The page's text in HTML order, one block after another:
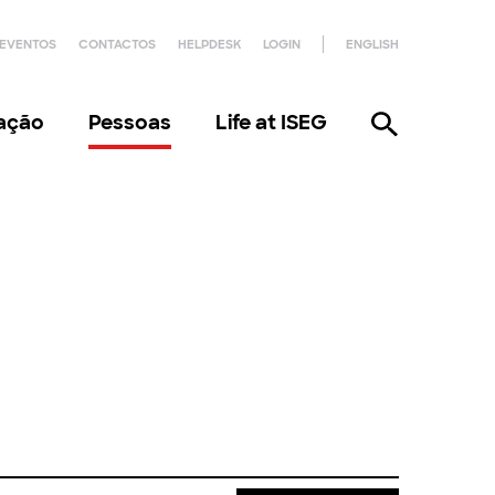
EVENTOS CONTACTOS HELPDESK LOGIN ENGLISH
Pessoas Life at ISEG